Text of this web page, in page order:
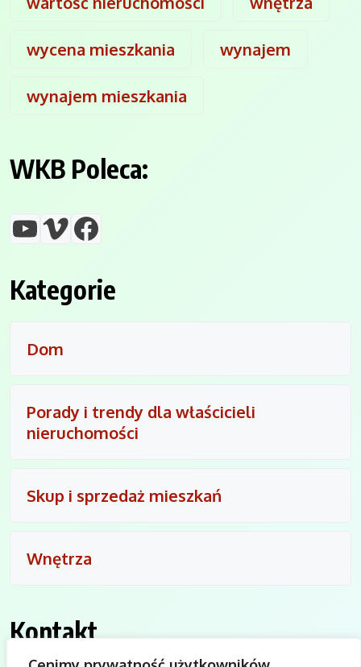
wycena mieszkania wynajem
wynajem mieszkania
WKB Poleca:
YouTube
VimeoFacebook
Kategorie
Dom
Porady i trendy dla właścicieli
nieruchomości
Skup i sprzedaż mieszkań
Wnętrza
Kontakt